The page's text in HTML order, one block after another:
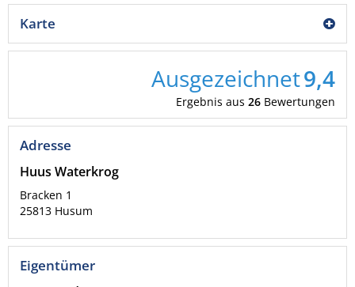
Karte
Ausgezeichnet9,4
Ergebnis aus 26 Bewertungen
Adresse
Huus Waterkrog
Bracken 1
25813 Husum
Eigentümer